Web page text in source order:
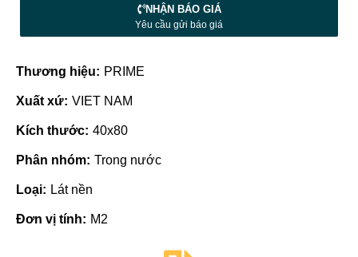
NHẬN BÁO GIÁ
Yêu cầu gửi báo giá
Thương hiệu: PRIME
Xuất xứ: VIET NAM
Kích thước: 40x80
Phân nhóm: Trong nước
Loại: Lát nền
Đơn vị tính: M2